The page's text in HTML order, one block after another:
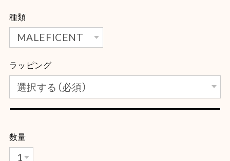
種類
ラッピング
数量